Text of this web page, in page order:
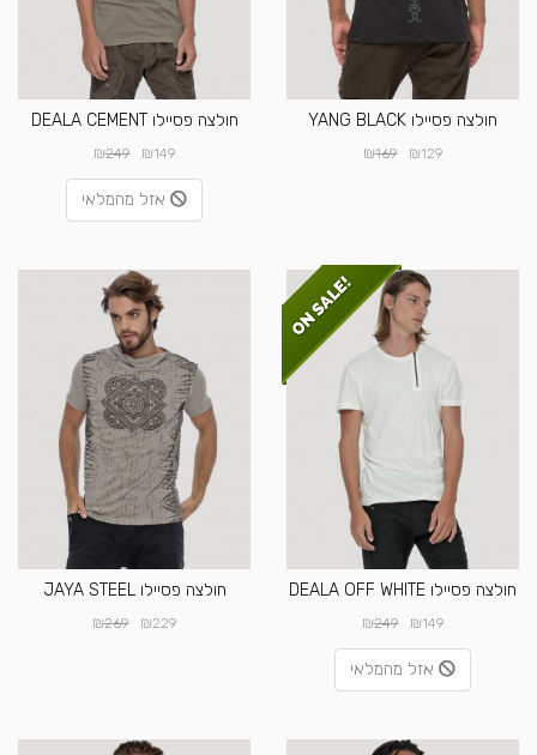
חולצה פסיילו YANG BLACK
₪129
₪169
חולצה פסיילו DEALA CEMENT
₪149
₪249
אזל מהמלאי
חולצה פסיילו DEALA OFF WHITE
₪149
₪249
אזל מהמלאי
חולצה פסיילו JAYA STEEL
₪229
₪269